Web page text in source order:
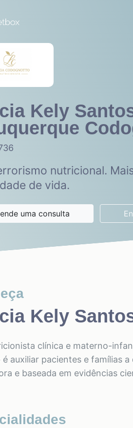
Kely
nutricional.
de vida.
uma consulta
Kely
clínica e materno-
auxiliar pacientes e famílias
e baseada em evidências